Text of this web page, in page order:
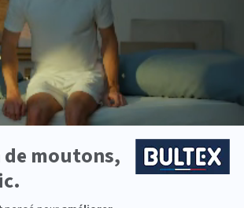
literie ?
marque la plus détenue des Français*.
et ses technologies de mousse
visent un confort durable et
nuit.
trouve sa fermeté : souple,
ou très ferme. En l’associant au
le duo matelas–sommier
la stabilité et l’aération.
principale, une chambre
un couchage d’appoint, la gamme
d’équiper toute la famille avec un
pour chacun.